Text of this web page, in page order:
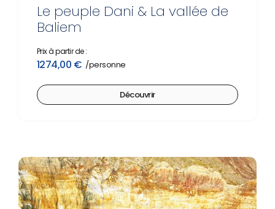
Le peuple Dani & La vallée de
Baliem
Prix à partir de :
1274,00 €
Découvrir